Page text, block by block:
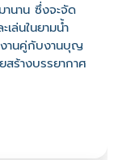
นาน ซึ่งจะจัด
ล่นในยามน้ำ
านคู่กับงานบุญ
ร้างบรรยากาศ